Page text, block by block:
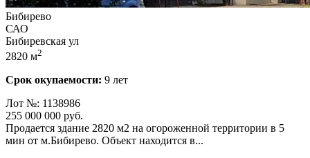
Бибирево
САО
Бибиревская ул
2820 м2
Срок окупаемости: 9 лет
Лот №: 1138986
255 000 000 руб.
Продается здание 2820 м2 на огороженной территории в 5
мин от м.Бибирево. Объект находится в...